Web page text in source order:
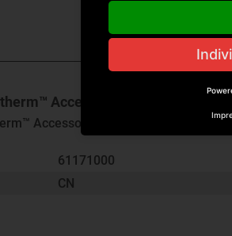
Accessory Set"
Accessory Set Material:
61171000
CN